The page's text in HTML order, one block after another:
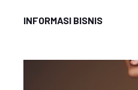
INFORMASI BISNIS